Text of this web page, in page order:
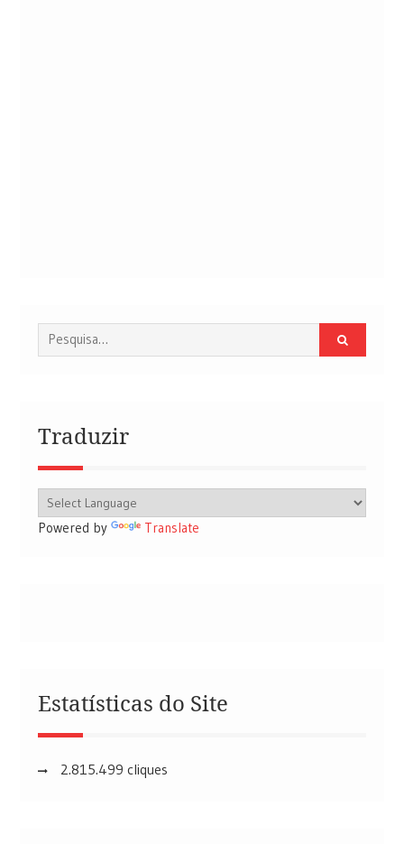
Procurar
por:
Traduzir
Powered by Translate
Estatísticas do Site
2.815.499 cliques